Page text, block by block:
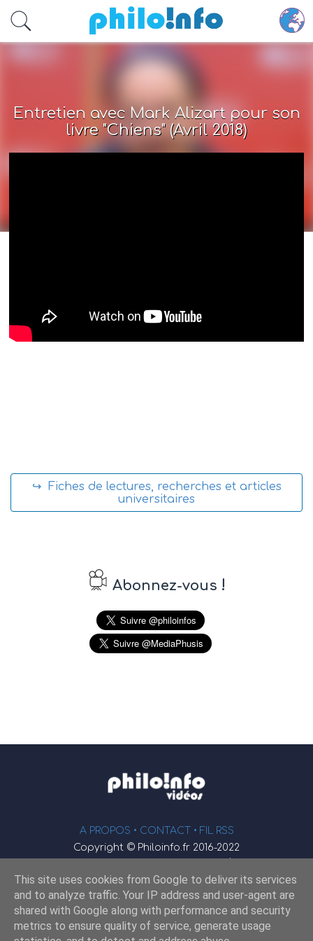
Accéder au contenu principal
Entretien avec Mark Alizart pour son
livre "Chiens" (Avril 2018)
↪ Fiches de lectures, recherches et articles
universitaires
Abonnez-vous !
A PROPOS • CONTACT • FIL RSS
Copyright © Philoinfo.fr 2016-2022
φ
Webmaster : JEND
Retrouvez-nous sur
This site uses cookies from Google to deliver its services
and to analyze traffic. Your IP address and user-agent are
shared with Google along with performance and security
metrics to ensure quality of service, generate usage